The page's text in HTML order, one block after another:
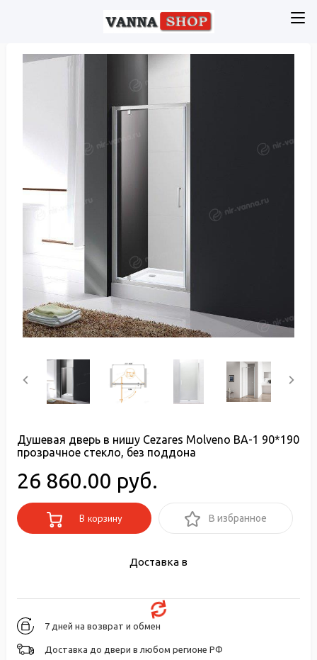
Душевая дверь в нишу Cezares Molveno BA-1 90*190
прозрачное стекло, без поддона
26 860.00 руб.
В корзину В избранное
Доставка в
7 дней на возврат и обмен
Доставка до двери в любом регионе РФ